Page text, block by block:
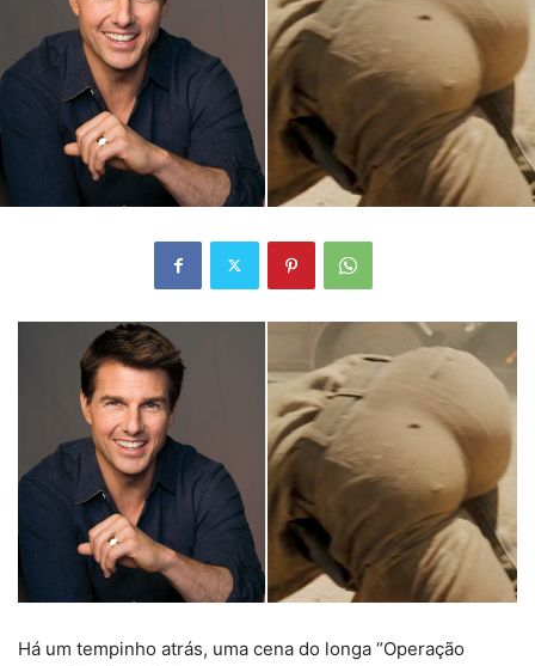
Há um tempinho atrás, uma cena do longa “Operação